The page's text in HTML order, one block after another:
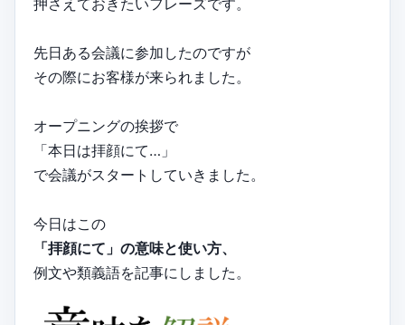
押さえておきたいフレーズです。
先日ある会議に参加したのですが
その際にお客様が来られました。
オープニングの挨拶で
「本日は拝顔にて…」
で会議がスタートしていきました。
今日はこの
「拝顔にて」の意味と使い方、
例文や類義語を記事にしました。